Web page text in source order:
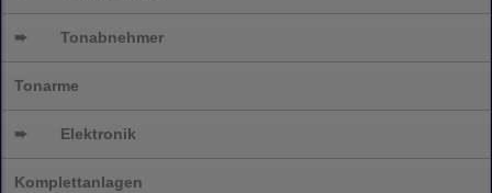
➨ Tonabnehmer
Tonarme
➨ Elektronik
Komplettanlagen